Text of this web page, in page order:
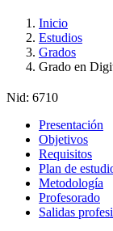
Inicio
Estudios
Grados
Grado en
Nid: 6710
Presentación
Objetivos
Requisitos
Plan de
Metodología
Profesorado
Salidas